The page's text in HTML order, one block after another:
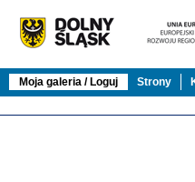
Moja galeria / Loguj Strony